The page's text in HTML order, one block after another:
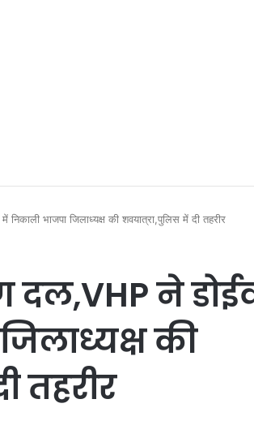
भाजपा जिलाध्यक्ष की शवयात्रा,पुलिस में दी तहरीर
ने
की
तहरीर